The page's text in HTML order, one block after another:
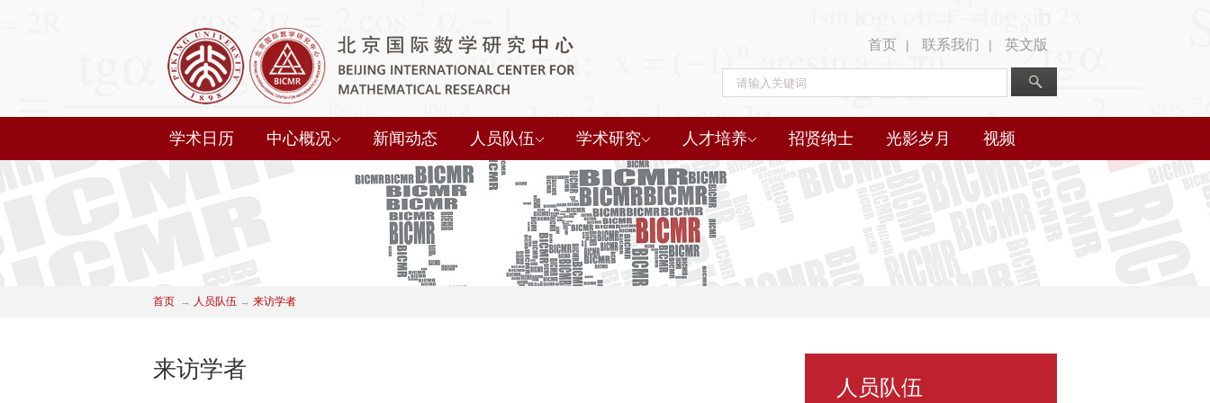
首页 | 联系我们 | 英文版
学术日历 中心概况 新闻动态 人员队伍 学术研究 人才培养 招贤纳士 光影岁月 视频
首页 → 人员队伍 → 来访学者
来访学者
人员队伍